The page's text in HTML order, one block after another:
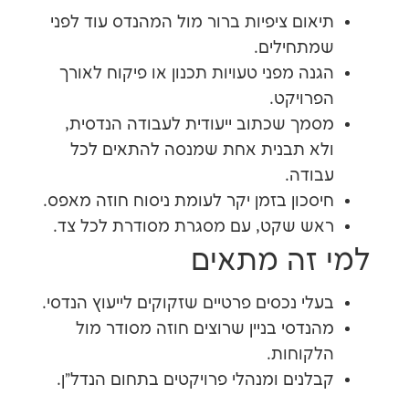
ציפיות ברור מול המהנדס עוד לפני
מפני טעויות תכנון או פיקוח לאורך
שכתוב ייעודית לעבודה הנדסית,
תבנית אחת שמנסה להתאים לכל
בזמן יקר לעומת ניסוח חוזה מאפס.
שקט, עם מסגרת מסודרת לכל צד.
מתאים
נכסים פרטיים שזקוקים לייעוץ הנדסי.
בניין שרוצים חוזה מסודר מול
ומנהלי פרויקטים בתחום הנדל"ן.